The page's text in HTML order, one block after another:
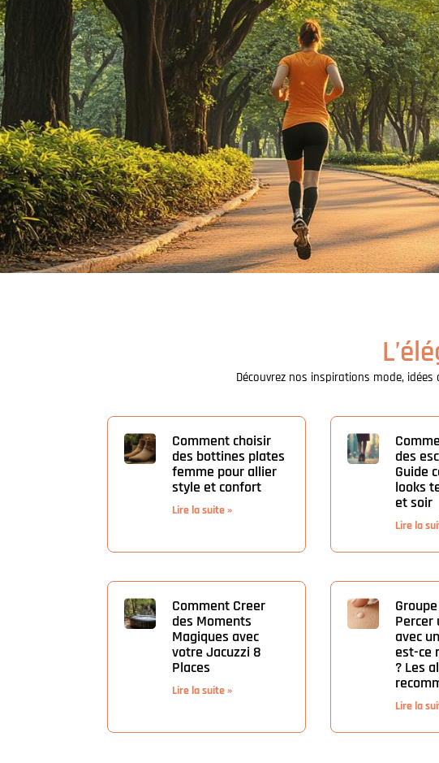
Découvrez nos inspirations mode,
Comment choisir
des bottines plates
femme pour allier
style et confort
Lire la suite »
des
Guide
looks
et soir
Lire la
Comment Creer
des Moments
Magiques avec
votre Jacuzzi 8
Places
Lire la suite »
Percer
avec
est-ce
? Les
Lire la